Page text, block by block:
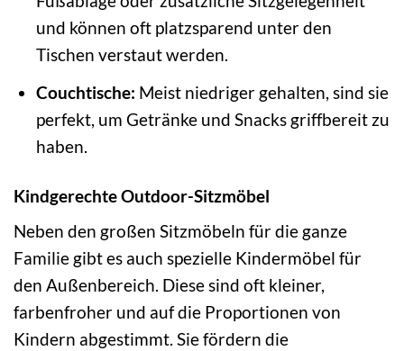
und können oft platzsparend unter den
Tischen verstaut werden.
Couchtische: Meist niedriger gehalten, sind sie
perfekt, um Getränke und Snacks griffbereit zu
haben.
Kindgerechte Outdoor-Sitzmöbel
Neben den großen Sitzmöbeln für die ganze
Familie gibt es auch spezielle Kindermöbel für
den Außenbereich. Diese sind oft kleiner,
farbenfroher und auf die Proportionen von
Kindern abgestimmt. Sie fördern die